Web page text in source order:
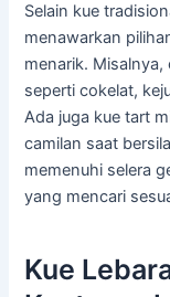
Selain kue
menawarkan
menarik.
seperti cokelat,
Ada juga kue tart
camilan saat
memenuhi selera
yang mencari
Kue